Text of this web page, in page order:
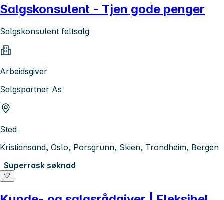
Salgskonsulent - Tjen gode penger
Salgskonsulent feltsalg
Arbeidsgiver
Salgspartner As
Sted
Kristiansand, Oslo, Porsgrunn, Skien, Trondheim, Bergen
Superrask søknad